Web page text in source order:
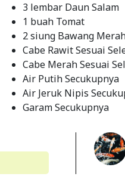
3 lembar Daun Salam
1 buah Tomat
2 siung Bawang
Cabe Rawit Sesuai
Cabe Merah Sesuai
Air Putih Secukupnya
Air Jeruk Nipis
Garam Secukupnya
Untuk membuat